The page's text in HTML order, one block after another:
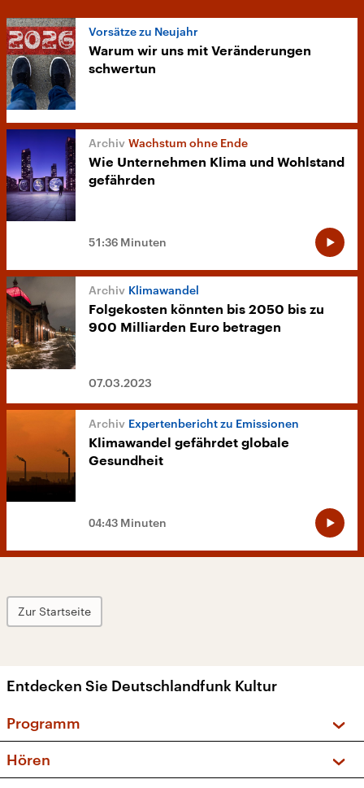
Vorsätze zu Neujahr
Warum wir uns mit Veränderungen
schwertun
Wachstum ohne Ende
Wie Unternehmen Klima und Wohlstand
gefährden
51:36 Minuten
Klimawandel
Folgekosten könnten bis 2050 bis zu
900 Milliarden Euro betragen
07.03.2023
Expertenbericht zu Emissionen
Klimawandel gefährdet globale
Gesundheit
04:43 Minuten
Zur Startseite
Entdecken Sie Deutschlandfunk Kultur
Programm
Sendungen und Podcasts
Hören